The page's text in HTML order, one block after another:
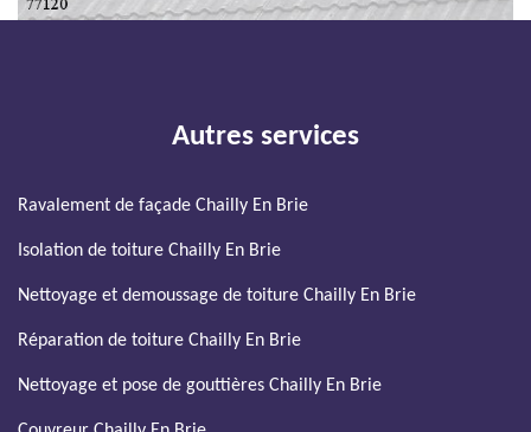
Autres services
Ravalement de façade Chailly En Brie
Isolation de toiture Chailly En Brie
Nettoyage et demoussage de toiture Chailly En Brie
Réparation de toiture Chailly En Brie
Nettoyage et pose de gouttières Chailly En Brie